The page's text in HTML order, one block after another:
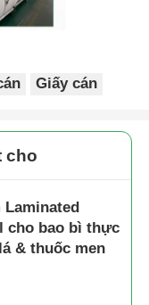
Giấy cán
cho
Laminated
cho bao bì thực
& thuốc men